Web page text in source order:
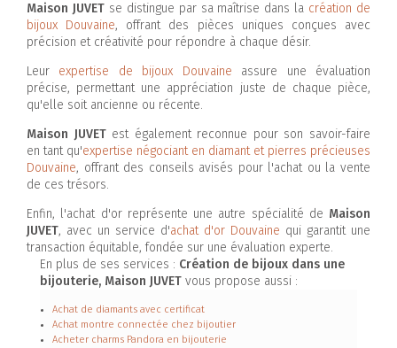
Maison JUVETse distingue par sa maîtrise dans la création de
bijoux Douvaine, offrant des pièces uniques conçues avec
précision et créativité pour répondre à chaque désir.
Leur expertise de bijoux Douvaine assure une évaluation
précise, permettant une appréciation juste de chaque pièce,
qu'elle soit ancienne ou récente.
Maison JUVETest également reconnue pour son savoir-faire
en tant qu'expertise négociant en diamant et pierres précieuses
Douvaine, offrant des conseils avisés pour l'achat ou la vente
de ces trésors.
Enfin, l'achat d'or représente une autre spécialité de Maison
JUVET, avec un service d'achat d'or Douvaine qui garantit une
transaction équitable, fondée sur une évaluation experte.
En plus de ses services : Création de bijoux dans une
bijouterie, Maison JUVET vous propose aussi :
Achat de diamants avec certificat
Achat montre connectée chez bijoutier
Acheter charms Pandora en bijouterie